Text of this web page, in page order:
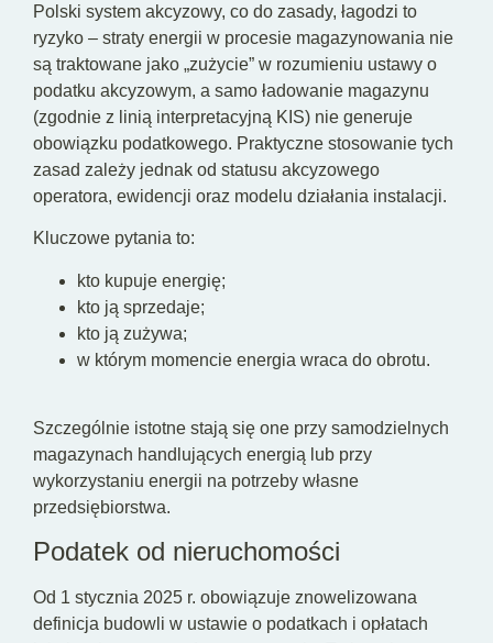
Polski system akcyzowy, co do zasady, łagodzi to
ryzyko – straty energii w procesie magazynowania nie
są traktowane jako „zużycie” w rozumieniu ustawy o
podatku akcyzowym, a samo ładowanie magazynu
(zgodnie z linią interpretacyjną KIS) nie generuje
obowiązku podatkowego. Praktyczne stosowanie tych
zasad zależy jednak od statusu akcyzowego
operatora, ewidencji oraz modelu działania instalacji.
Kluczowe pytania to:
kto kupuje energię;
kto ją sprzedaje;
kto ją zużywa;
w którym momencie energia wraca do obrotu.
Szczególnie istotne stają się one przy samodzielnych
magazynach handlujących energią lub przy
wykorzystaniu energii na potrzeby własne
przedsiębiorstwa.
Podatek od nieruchomości
Od 1 stycznia 2025 r. obowiązuje znowelizowana
definicja budowli w ustawie o podatkach i opłatach